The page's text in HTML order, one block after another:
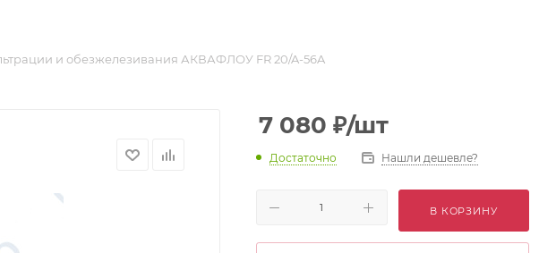
и обезжелезивания АКВАФЛОУ FR 20/A-56A
7 080 ₽/шт
Достаточно Нашли дешевле?
В КОРЗИНУ